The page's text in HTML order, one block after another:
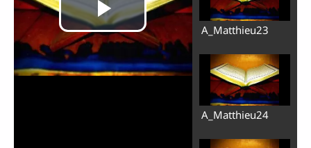
A_Matthieu23
A_Matthieu24